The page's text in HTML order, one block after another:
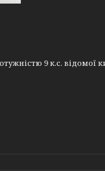
9 к.с. відомої